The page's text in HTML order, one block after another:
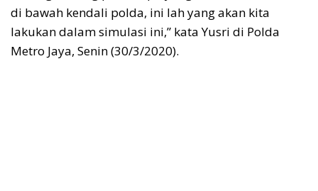
di bawah kendali polda, ini lah yang akan kita
lakukan dalam simulasi ini,” kata Yusri di Polda
Metro Jaya, Senin (30/3/2020).